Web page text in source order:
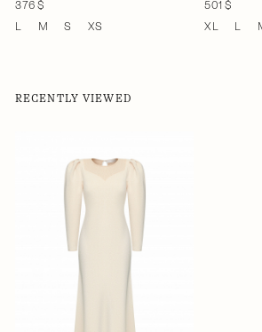
376 $
L
M S XS
501 $
XL
L
RECENTLY VIEWED